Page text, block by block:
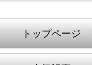
トップページ